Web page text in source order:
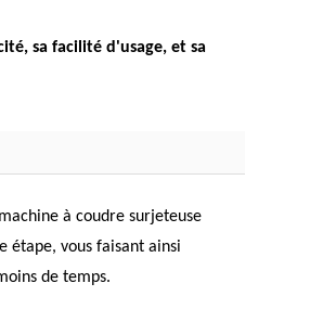
sa facilité d'usage, et sa
à coudre surjeteuse
étape, vous faisant ainsi
de temps.